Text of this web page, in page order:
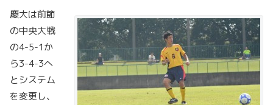
慶大は前節
の中央大戦
の4-5-1か
ら3-4-3へ
とシステム
を変更し、